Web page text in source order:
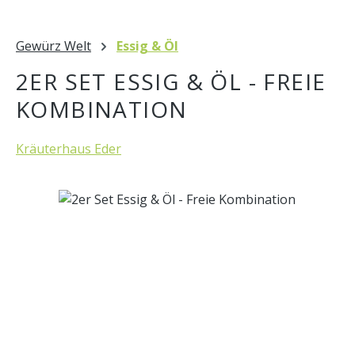
Gewürz Welt Essig & Öl
2ER SET ESSIG & ÖL - FREIE
KOMBINATION
Kräuterhaus Eder
Bildergalerie überspringen